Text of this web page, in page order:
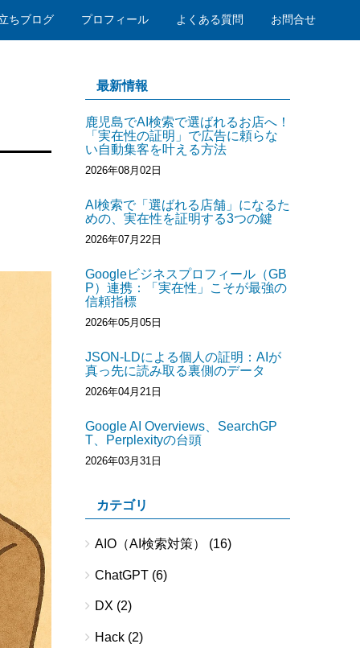
ちブログ プロフィール よくある質問 お問合せ
最新情報
鹿児島でAI検索で選ばれるお店へ！
「実在性の証明」で広告に頼らな
い自動集客を叶える方法
2026年08月02日
AI検索で「選ばれる店舗」になるた
めの、実在性を証明する3つの鍵
2026年07月22日
Googleビジネスプロフィール（GB
P）連携：「実在性」こそが最強の
信頼指標
2026年05月05日
JSON-LDによる個人の証明：AIが
真っ先に読み取る裏側のデータ
2026年04月21日
Google AI Overviews、SearchGP
T、Perplexityの台頭
2026年03月31日
カテゴリ
AIO（AI検索対策） (16)
ChatGPT(6)
DX (2)
Hack(2)